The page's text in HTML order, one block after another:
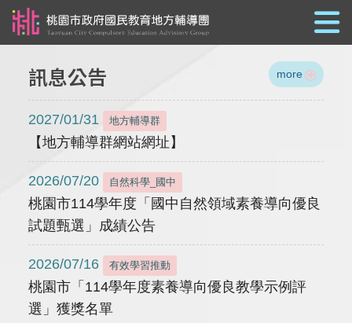
訊息公告 more
2027/01/31 地方輔導群
【地方輔導群網站網址】
2026/07/20 自然科學_國中
桃園市114學年度「國中自然領域素養導向優良
試題甄選」成績公告
2026/07/16 有效學習推動
桃園市「114學年度素養導向優良教學示例評
選」獲獎名單